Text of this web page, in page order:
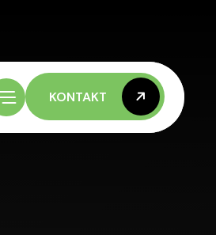
KONTAKT
KONTAKT